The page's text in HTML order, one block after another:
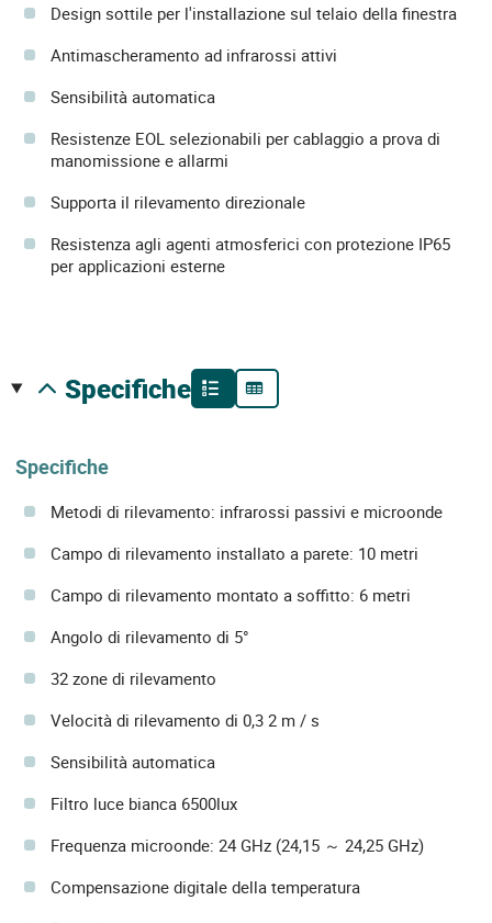
Design sottile per l'installazione sul telaio della finestra
Antimascheramento ad infrarossi attivi
Sensibilità automatica
Resistenze EOL selezionabili per cablaggio a prova di
manomissione e allarmi
Supporta il rilevamento direzionale
Resistenza agli agenti atmosferici con protezione IP65
per applicazioni esterne
specifiche
Specifiche
Metodi di rilevamento: infrarossi passivi e microonde
Campo di rilevamento installato a parete: 10 metri
Campo di rilevamento montato a soffitto: 6 metri
Angolo di rilevamento di 5°
32 zone di rilevamento
Velocità di rilevamento di 0,3 2 m / s
Sensibilità automatica
Filtro luce bianca 6500lux
Frequenza microonde: 24 GHz (24,15 ～ 24,25 GHz)
Compensazione digitale della temperatura